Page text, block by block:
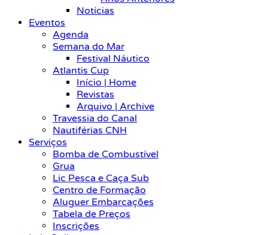
Notícias
Eventos
Agenda
Semana do Mar
Festival Náutico
Atlantis Cup
Início | Home
Revistas
Arquivo | Archive
Travessia do Canal
Nautiférias CNH
Serviços
Bomba de Combustível
Grua
Lic Pesca e Caça Sub
Centro de Formação
Aluguer Embarcações
Tabela de Preços
Inscrições